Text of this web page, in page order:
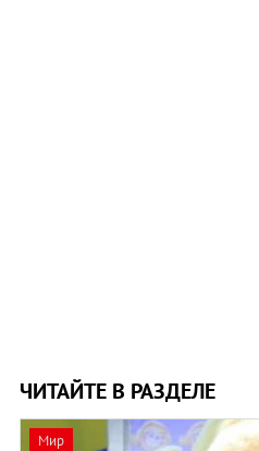
ЧИТАЙТЕ В РАЗДЕЛЕ
Мир